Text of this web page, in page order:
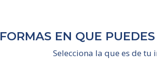
FORMAS EN QUE
Selecciona la que es de tu